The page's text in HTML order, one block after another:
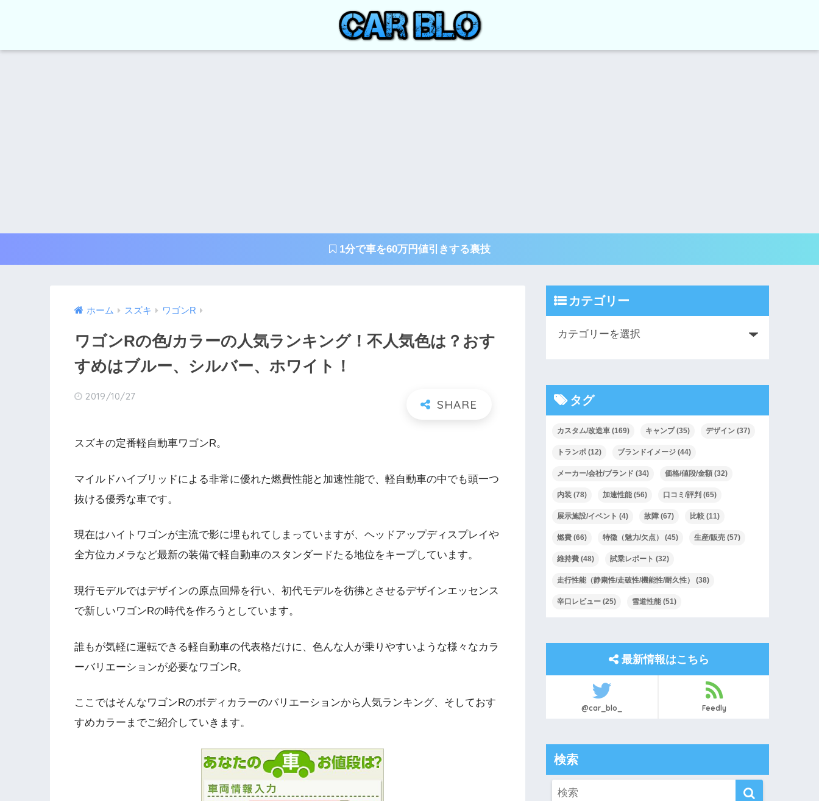
1分で車を60万円値引きする裏技
ホーム スズキ ワゴンR
ワゴンRの色/カラーの人気ランキング！不人気色は？おす
すめはブルー、シルバー、ホワイト！
2019/10/27
スズキの定番軽自動車ワゴンR。
マイルドハイブリッドによる非常に優れた燃費性能と加速性能で、軽自動車の中でも頭一つ
抜ける優秀な車です。
現在はハイトワゴンが主流で影に埋もれてしまっていますが、ヘッドアップディスプレイや
全方位カメラなど最新の装備で軽自動車のスタンダードたる地位をキープしています。
現行モデルではデザインの原点回帰を行い、初代モデルを彷彿とさせるデザインエッセンス
で新しいワゴンRの時代を作ろうとしています。
誰もが気軽に運転できる軽自動車の代表格だけに、色んな人が乗りやすいような様々なカラ
ーバリエーションが必要なワゴンR。
ここではそんなワゴンRのボディカラーのバリエーションから人気ランキング、そしておす
すめカラーまでご紹介していきます。
カテゴリー
タグ
カスタム/改造車 (169) キャンプ(35) デザイン (37)
トランポ (12) ブランドイメージ (44)
メーカー/会社/ブランド (34) 価格/値段/金額 (32)
内装 (78) 加速性能 (56) 口コミ/評判 (65)
展示施設/イベント (4) 故障 (67) 比較 (11)
燃費 (66) 特徴（魅力/欠点） (45) 生産/販売 (57)
維持費 (48) 試乗レポート (32)
走行性能（静粛性/走破性/機能性/耐久性） (38)
辛口レビュー (25) 雪道性能 (51)
最新情報はこちら
@car_blo_ Feedly
検索